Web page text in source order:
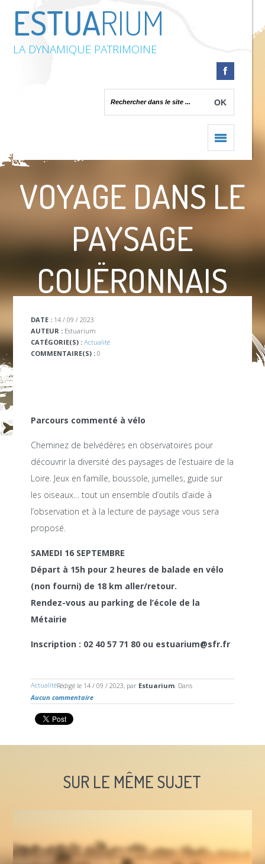
ESTUARIUM
LA DYNAMIQUE PATRIMOINE
Voyage dans le paysage couëronnais
VOYAGE DANS LE
PAYSAGE
COUËRONNAIS
DATE : 14 / 09 / 2023
AUTEUR : Estuarium
CATÉGORIE(S) :Actualité
COMMENTAIRE(S) :0
Parcours commenté à vélo
Cheminez de belvédères en observatoires pour
découvrir la diversité des paysages de l’estuaire de la
Loire. Jeux en famille, boussole, jumelles, guide sur
les oiseaux… tout un ensemble d’outils d’aide à
l’observation et à la lecture de paysage vous sera
proposé.
SAMEDI 16 SEPTEMBRE
Départ à 15h pour 2 heures de balade en vélo
(non fourni) de 18 km aller/retour.
Rendez-vous au parking de l’école de la
Métairie
Inscription : 02 40 57 71 80 ou estuarium@sfr.fr
Rédigé le 14 / 09 / 2023, par Estuarium. Dans
Actualité
Aucun commentaire
SUR LE MÊME SUJET